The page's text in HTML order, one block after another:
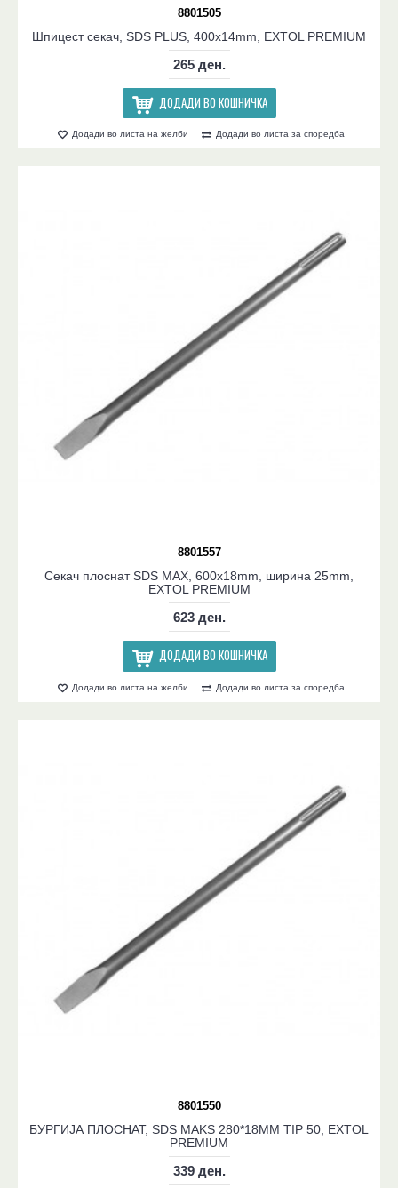
8801505
Шпицест секач, SDS PLUS, 400x14mm, EXTOL PREMIUM
265 ден.
ДОДАДИ ВО КОШНИЧКА
Додади во листа на желби Додади во листа за споредба
8801557
Секач плоснат SDS MAX, 600x18mm, ширина 25mm,
EXTOL PREMIUM
623 ден.
ДОДАДИ ВО КОШНИЧКА
Додади во листа на желби Додади во листа за споредба
8801550
БУРГИЈА ПЛОСНАТ, SDS MAKS 280*18MM TIP 50, EXTOL
PREMIUM
339 ден.